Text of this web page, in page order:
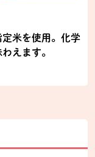
米を使用。化学
えます。